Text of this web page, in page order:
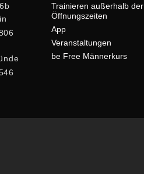
Trainieren außerhalb der
Öffnungszeiten
App
Veranstaltungen
be Free Männerkurs